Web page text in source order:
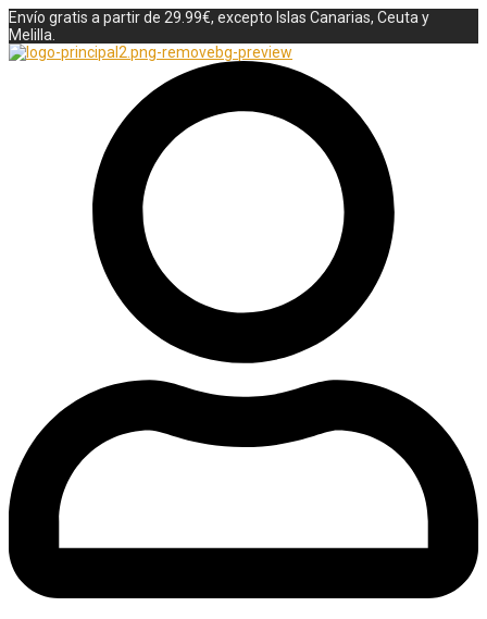
Envío gratis a partir de 29.99€, excepto Islas Canarias, Ceuta y
Melilla.